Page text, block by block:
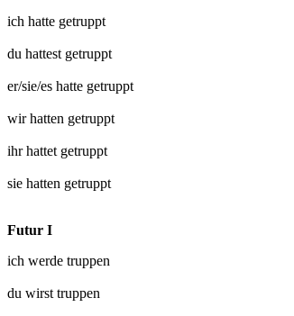
ich hatte getruppt
du hattest getruppt
er/sie/es hatte getruppt
wir hatten getruppt
ihr hattet getruppt
sie hatten getruppt
Futur I
ich werde truppen
du wirst truppen